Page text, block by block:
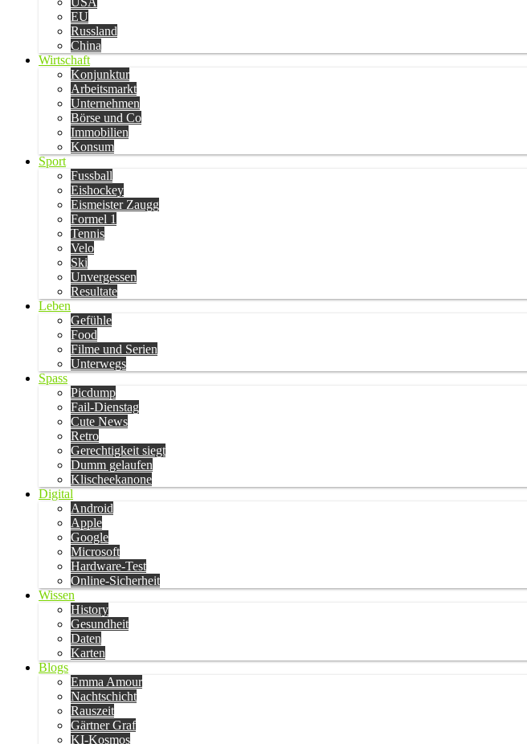
EU
Russland
China
Wirtschaft
Konjunktur
Arbeitsmarkt
Unternehmen
Börse und Co
Immobilien
Konsum
Sport
Fussball
Eishockey
Eismeister Zaugg
Formel 1
Tennis
Velo
Ski
Unvergessen
Resultate
Leben
Gefühle
Food
Filme und Serien
Unterwegs
Spass
Picdump
Fail-Dienstag
Cute News
Retro
Gerechtigkeit siegt
Dumm gelaufen
Klischeekanone
Digital
Android
Apple
Google
Microsoft
Hardware-Test
Online-Sicherheit
Wissen
History
Gesundheit
Daten
Karten
Blogs
Emma Amour
Nachtschicht
Rauszeit
Gärtner Graf
KI-Kosmos